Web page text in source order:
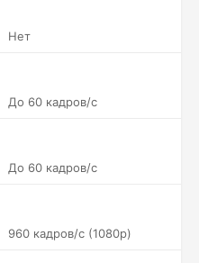
Нет
До 60 кадров/c
До 60 кадров/c
960 кадров/c (1080p)